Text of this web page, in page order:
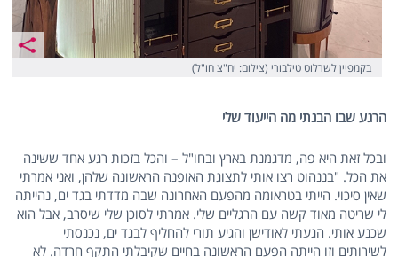
בקמפיין לשרלוט טילבורי (צילום: יח"צ חו"ל)
הרגע שבו הבנתי מה הייעוד שלי
ובכל זאת היא פה, מדגמנת בארץ ובחו"ל – והכל בזכות רגע אחד ששינה
את הכל. "בננהוט רצו אותי לתצוגת האופנה הראשונה שלהן, ואני אמרתי
שאין סיכוי. הייתי בטראומה מהפעם האחרונה שבה מדדתי בגד ים, נהייתה
לי שריטה מאוד קשה עם הרגליים שלי. אמרתי לסוכן שלי שיסרב, אבל הוא
שכנע אותי. הגעתי לאודישן והגיע תורי להחליף לבגד ים, נכנסתי
לשירותים וזו הייתה הפעם הראשונה בחיים שקיבלתי התקף חרדה. לא